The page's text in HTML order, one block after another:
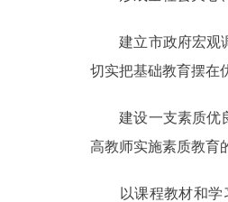
走进北京
北京概况
建立市政府宏观调
切实把基础教育摆在
建设一支素质优良
高教师实施素质教育
以课程教材和学习